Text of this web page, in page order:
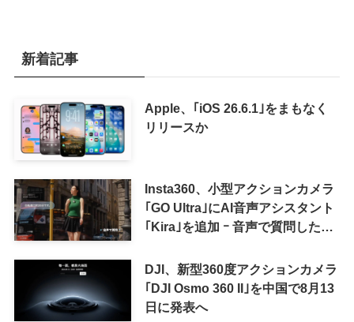
新着記事
Apple、｢iOS 26.6.1｣をまもなく
リリースか
Insta360、小型アクションカメラ
｢GO Ultra｣にAI音声アシスタント
｢Kira｣を追加 ｰ 音声で質問した
可能に
DJI、新型360度アクションカメラ
｢DJI Osmo 360 II｣を中国で8月13
日に発表へ